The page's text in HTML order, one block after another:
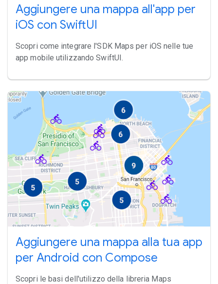
Aggiungere una mappa all'app per
iOS con SwiftUI
Scopri come integrare l'SDK Maps per iOS nelle tue
app mobile utilizzando SwiftUI.
Aggiungere una mappa alla tua app
per Android con Compose
Scopri le basi dell'utilizzo della libreria Maps